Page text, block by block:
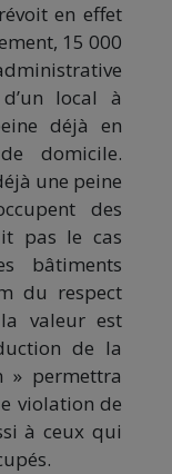
en effet
15 000
local à
déjà en
domicile.
une peine
des
pas le cas
bâtiments
du respect
valeur est
de la
» permettra
violation de
à ceux qui